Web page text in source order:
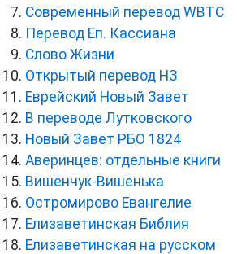
Cовременный перевод WBTC
Перевод Еп. Кассиана
Слово Жизни
Открытый перевод НЗ
Еврейский Новый Завет
В переводе Лутковского
Новый Завет РБО 1824
Аверинцев: отдельные книги
Вишенчук-Вишенька
Остромирово Евангелие
Елизаветинская Библия
Елизаветинская на русском